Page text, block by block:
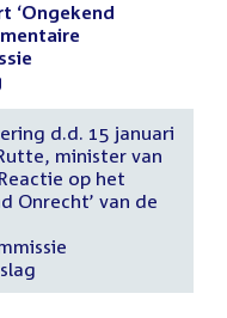
‘Ongekend
d.d. 15 januari
minister van
op het
Onrecht’ van de